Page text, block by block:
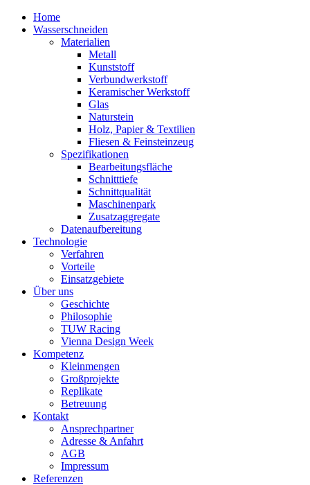
Home
Wasserschneiden
Materialien
Metall
Kunststoff
Verbundwerkstoff
Keramischer Werkstoff
Glas
Naturstein
Holz, Papier & Textilien
Fliesen & Feinsteinzeug
Spezifikationen
Bearbeitungsfläche
Schnitttiefe
Schnittqualität
Maschinenpark
Zusatzaggregate
Datenaufbereitung
Technologie
Verfahren
Vorteile
Einsatzgebiete
Über uns
Geschichte
Philosophie
TUW Racing
Vienna Design Week
Kompetenz
Kleinmengen
Großprojekte
Replikate
Betreuung
Kontakt
Ansprechpartner
Adresse & Anfahrt
AGB
Impressum
Referenzen